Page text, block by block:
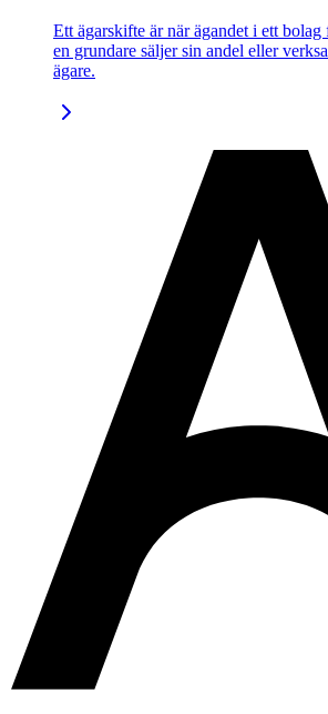
Ett ägarskifte är när ägandet i ett
en grundare säljer sin andel eller
ägare.